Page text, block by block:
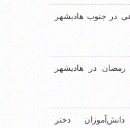
در جنوب هادیشهر
در هادیشهر
دختر